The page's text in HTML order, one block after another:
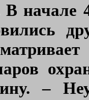
В начале
–